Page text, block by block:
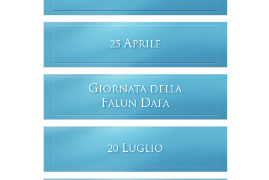
25 APRILE
GIORNATA DELLA
FALUN DAFA
20 LUGLIO